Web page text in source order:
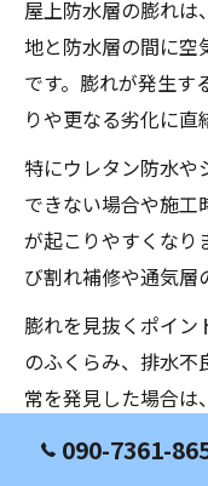
屋上防水層の膨れは
地と防水層の間に空
です。膨れが発生す
りや更なる劣化に直
特にウレタン防水や
できない場合や施
が起こりやすくなり
び割れ補修や通気層
膨れを見抜くポイン
のふくらみ、排水不
常を発見した場合
090-7361-